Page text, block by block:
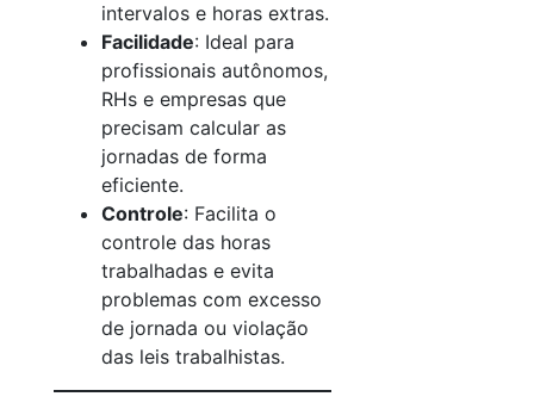
intervalos e horas extras.
Facilidade: Ideal para
profissionais autônomos,
RHs e empresas que
precisam calcular as
jornadas de forma
eficiente.
Controle: Facilita o
controle das horas
trabalhadas e evita
problemas com excesso
de jornada ou violação
das leis trabalhistas.